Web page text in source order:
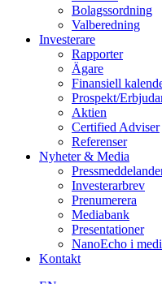
Bolagssordning
Valberedning
Investerare
Rapporter
Ägare
Finansiell
Prospekt/
Aktien
Certified Adviser
Referenser
Nyheter & Media
Investerarbrev
Prenumerera
Mediabank
Presentationer
NanoEcho i
Kontakt